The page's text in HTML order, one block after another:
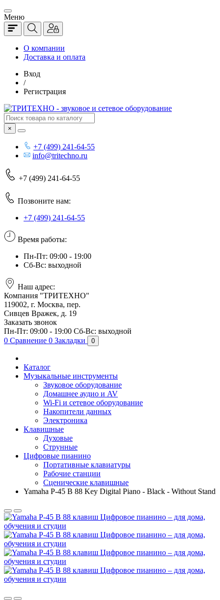
Меню
О компании
Доставка и оплата
Вход
/
Регистрация
×
+7 (499) 241-64-55
info@tritechno.ru
+7 (499) 241-64-55
Позвоните нам:
+7 (499) 241-64-55
Время работы:
Пн-Пт: 09:00 - 19:00
Сб-Вс: выходной
Наш адрес:
Компания "ТРИТЕХНО"
119002, г. Москва, пер.
Сивцев Вражек, д. 19
Заказать звонок
Пн-Пт: 09:00 - 19:00 Сб-Вс: выходной
0 Сравнение 0 Закладки 0
Каталог
Музыкальные инструменты
Звуковое оборудование
Домашнее аудио и AV
Wi-Fi и сетевое оборудование
Накопители данных
Электроника
Клавишные
Духовые
Струнные
Цифровые пианино
Портативные клавиатуры
Рабочие станции
Сценические клавишные
Yamaha P-45 B 88 Key Digital Piano - Black - Without Stand